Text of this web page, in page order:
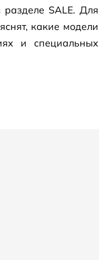
SALE. Для
какие модели
и специальных